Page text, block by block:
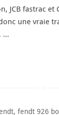
JCB fastrac
une vraie
…
,fendt 926